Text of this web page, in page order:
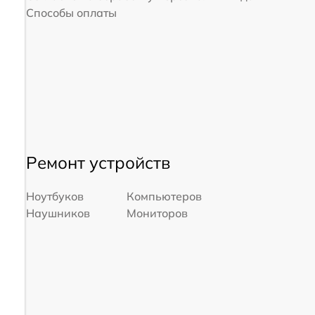
Способы оплаты
Ремонт устройств
Ноутбуков
Компьютеров
Наушников
Мониторов